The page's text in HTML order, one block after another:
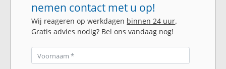
nemen contact met u op!
Wij reageren op werkdagen binnen 24 uur.
Gratis advies nodig? Bel ons vandaag nog!